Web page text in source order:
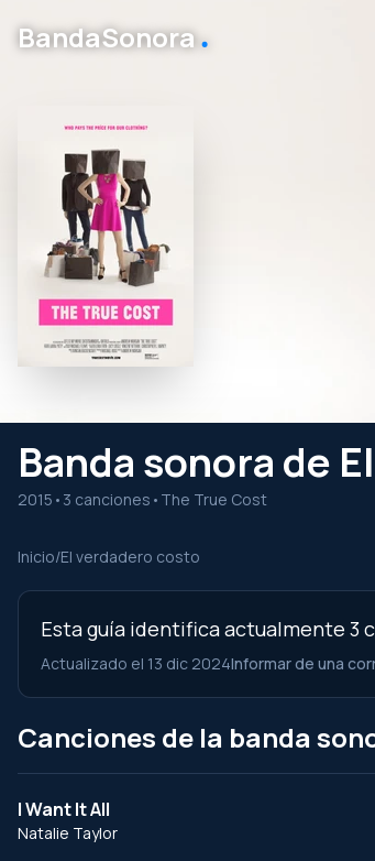
BandaSonora․
Banda sonora de
2015 • 3 canciones • The True Cost
Inicio/El verdadero costo
Esta guía identifica actualmente 3
Actualizado el 13 dic 2024Informar de una
Canciones de la banda
I Want It All
Natalie Taylor